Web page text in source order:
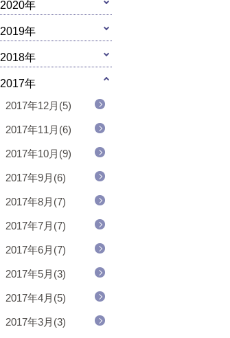
2020年
2019年
2018年
2017年
2017年12月(5)
2017年11月(6)
2017年10月(9)
2017年9月(6)
2017年8月(7)
2017年7月(7)
2017年6月(7)
2017年5月(3)
2017年4月(5)
2017年3月(3)